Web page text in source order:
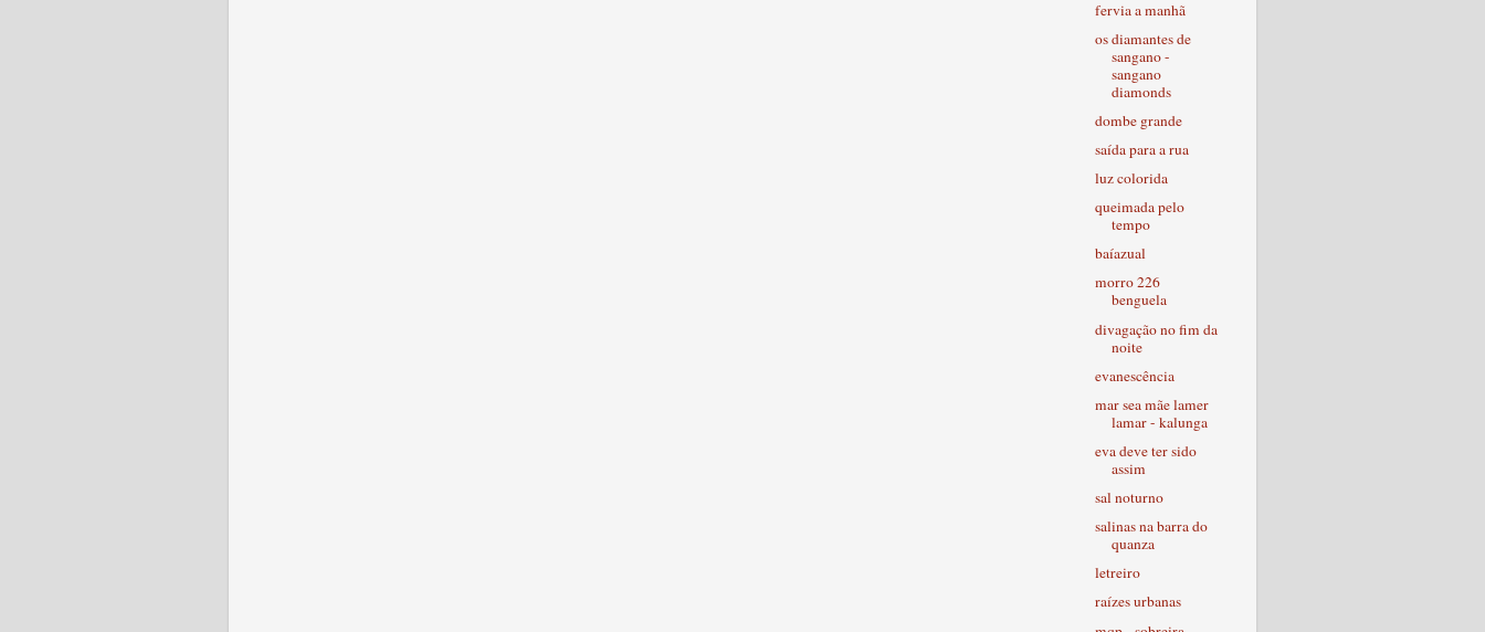
fervia a manhã
os diamantes de
sangano -
sangano
diamonds
dombe grande
saída para a rua
luz colorida
queimada pelo
tempo
baíazual
morro 226
benguela
divagação no fim da
noite
evanescência
mar sea mãe lamer
lamar - kalunga
eva deve ter sido
assim
sal noturno
salinas na barra do
quanza
letreiro
raízes urbanas